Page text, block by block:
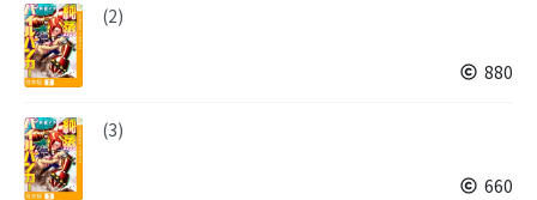
(2)
880
(3)
660